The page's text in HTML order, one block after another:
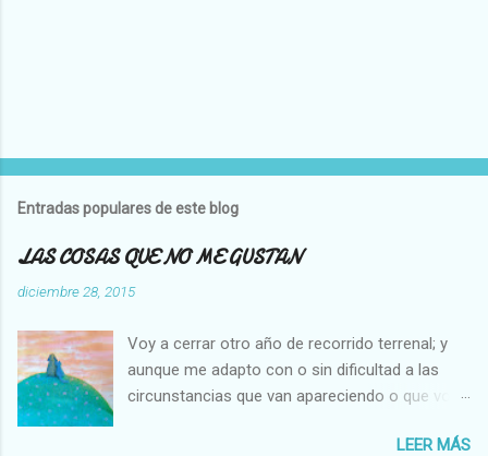
l
c
a
r
n
c
o
m
e
n
Entradas populares de este blog
LAS COSAS QUE NO ME GUSTAN
diciembre 28, 2015
Voy a cerrar otro año de recorrido terrenal; y
aunque me adapto con o sin dificultad a las
circunstancias que van apareciendo o que voy
es decir que para mi son inamovibles, y os voy
LEER MÁS